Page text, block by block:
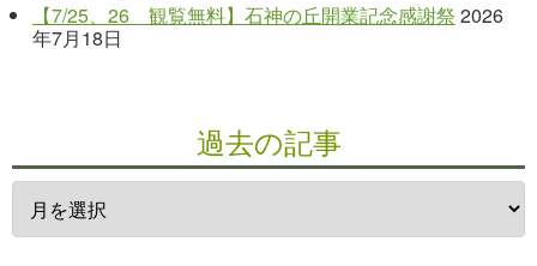
【7/25、26 観覧無料】石神の丘開業記念感謝祭 2026
年7月18日
過去の記事